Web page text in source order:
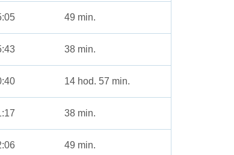
49 min.
38 min.
14 hod. 57 min.
38 min.
49 min.